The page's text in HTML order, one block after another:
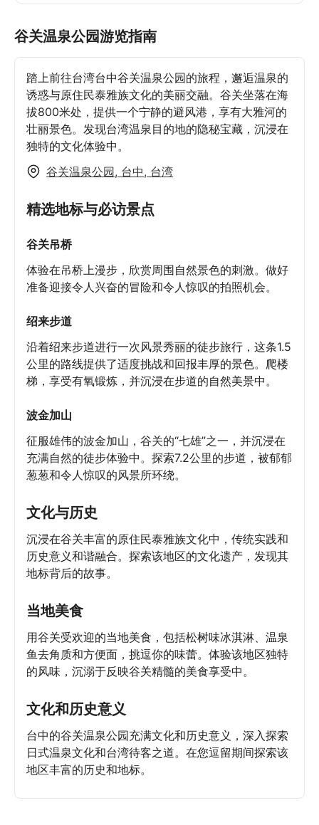
谷关温泉公园游览指南
踏上前往台湾台中谷关温泉公园的旅程，邂逅温泉的
诱惑与原住民泰雅族文化的美丽交融。谷关坐落在海
拔800米处，提供一个宁静的避风港，享有大雅河的
壮丽景色。发现台湾温泉目的地的隐秘宝藏，沉浸在
独特的文化体验中。
谷关温泉公园, 台中, 台湾
精选地标与必访景点
谷关吊桥
体验在吊桥上漫步，欣赏周围自然景色的刺激。做好
准备迎接令人兴奋的冒险和令人惊叹的拍照机会。
绍来步道
沿着绍来步道进行一次风景秀丽的徒步旅行，这条1.5
公里的路线提供了适度挑战和回报丰厚的景色。爬楼
梯，享受有氧锻炼，并沉浸在步道的自然美景中。
波金加山
征服雄伟的波金加山，谷关的“七雄”之一，并沉浸在
充满自然的徒步体验中。探索7.2公里的步道，被郁郁
葱葱和令人惊叹的风景所环绕。
文化与历史
沉浸在谷关丰富的原住民泰雅族文化中，传统实践和
历史意义和谐融合。探索该地区的文化遗产，发现其
地标背后的故事。
当地美食
用谷关受欢迎的当地美食，包括松树味冰淇淋、温泉
鱼去角质和方便面，挑逗你的味蕾。体验该地区独特
的风味，沉溺于反映谷关精髓的美食享受中。
文化和历史意义
台中的谷关温泉公园充满文化和历史意义，深入探索
日式温泉文化和台湾待客之道。在您逗留期间探索该
地区丰富的历史和地标。